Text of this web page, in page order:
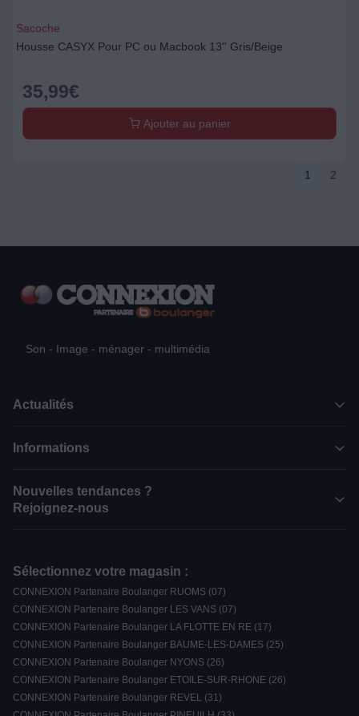
Sacoche
Housse CASYX Pour PC ou Macbook 13'' Gris/Beige
35,99€
Ajouter au panier
1 2
Son - Image - ménager - multimédia
Actualités
Informations
Nouvelles tendances ?
Rejoignez-nous
Sélectionnez votre magasin :
CONNEXION Partenaire Boulanger RUOMS (07)
CONNEXION Partenaire Boulanger LES VANS (07)
CONNEXION Partenaire Boulanger LA FLOTTE EN RE (17)
CONNEXION Partenaire Boulanger BAUME-LES-DAMES (25)
CONNEXION Partenaire Boulanger NYONS (26)
CONNEXION Partenaire Boulanger ETOILE-SUR-RHONE (26)
CONNEXION Partenaire Boulanger REVEL (31)